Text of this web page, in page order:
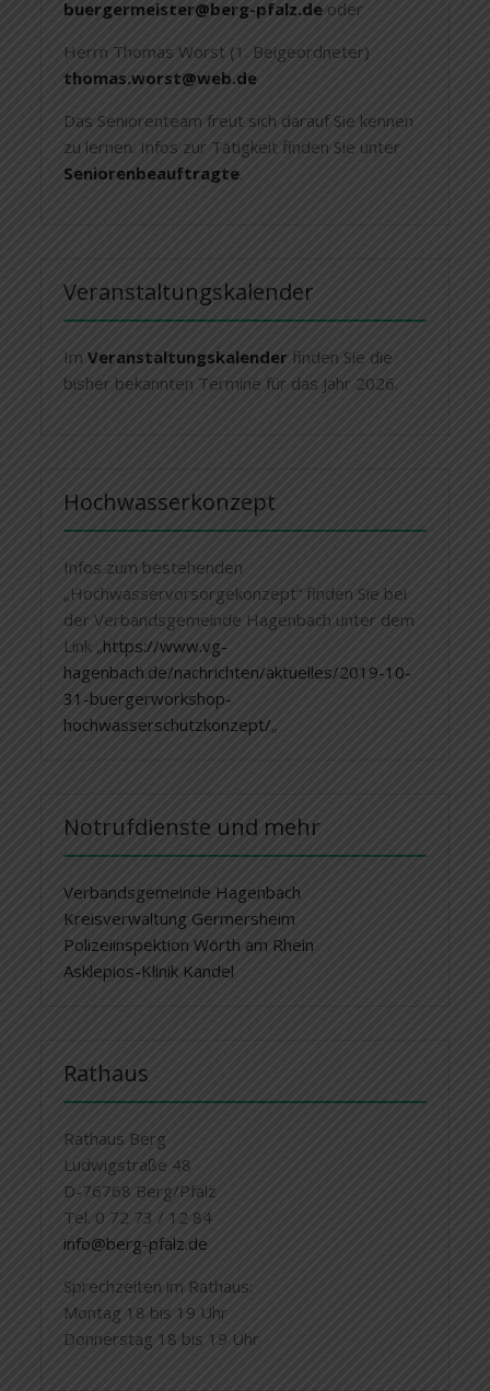
buergermeister@berg-pfalz.de oder
Herrn Thomas Worst (1. Beigeordneter)
thomas.worst@web.de
Das Seniorenteam freut sich darauf Sie kennen
zu lernen. Infos zur Tätigkeit finden Sie unter
Seniorenbeauftragte.
Veranstaltungskalender
ImVeranstaltungskalender finden Sie die
bisher bekannten Termine für das Jahr 2026.
Hochwasserkonzept
Infos zum bestehenden
„Hochwasservorsorgekonzept“ finden Sie bei
der Verbandsgemeinde Hagenbach unter dem
Link „https://www.vg-
hagenbach.de/nachrichten/aktuelles/2019-10-
31-buergerworkshop-
hochwasserschutzkonzept/„
Notrufdienste und mehr
Verbandsgemeinde Hagenbach
Kreisverwaltung Germersheim
Polizeiinspektion Wörth am Rhein
Asklepios-Klinik Kandel
Rathaus
Rathaus Berg
Ludwigstraße 48
D-76768 Berg/Pfalz
Tel. 0 72 73 / 12 84
info@berg-pfalz.de
Sprechzeiten im Rathaus:
Montag 18 bis 19 Uhr
Donnerstag 18 bis 19 Uhr